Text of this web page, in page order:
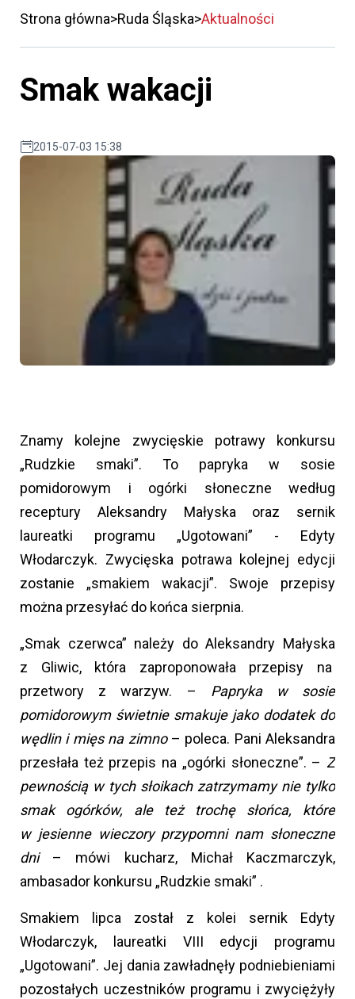
Strona główna Ruda Śląska Aktualności
Smak wakacji
2015-07-03 15:38
Znamy kolejne zwycięskie potrawy konkursu
„Rudzkie smaki”. To papryka w sosie
pomidorowym i ogórki słoneczne według
receptury Aleksandry Małyska oraz sernik
laureatki programu „Ugotowani” - Edyty
Włodarczyk. Zwycięska potrawa kolejnej edycji
zostanie „smakiem wakacji”. Swoje przepisy
można przesyłać do końca sierpnia.
„Smak czerwca” należy do Aleksandry Małyska
z Gliwic, która zaproponowała przepisy na
przetwory z warzyw. – Papryka w sosie
pomidorowym świetnie smakuje jako dodatek do
wędlin i mięs na zimno– poleca. Pani Aleksandra
przesłała też przepis na „ogórki słoneczne”. – Z
pewnością w tych słoikach zatrzymamy nie tylko
smak ogórków, ale też trochę słońca, które
w jesienne wieczory przypomni nam słoneczne
dni– mówi kucharz, Michał Kaczmarczyk,
ambasador konkursu „Rudzkie smaki” .
Smakiem lipca został z kolei sernik Edyty
Włodarczyk, laureatki VIII edycji programu
„Ugotowani”. Jej dania zawładnęły podniebieniami
pozostałych uczestników programu i zwyciężyły